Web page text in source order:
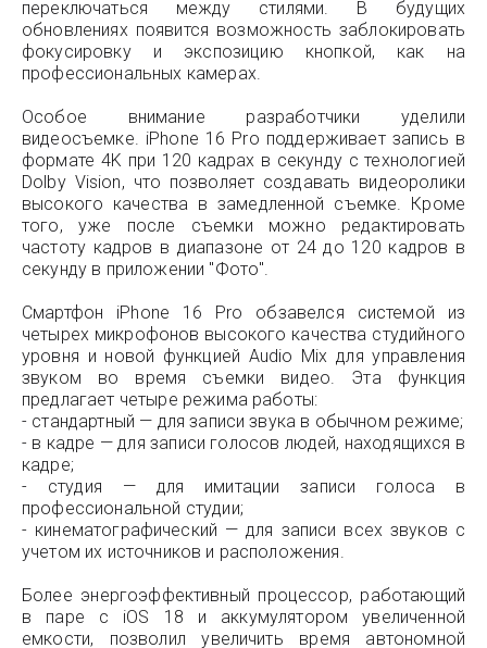
переключаться между стилями. В будущих
обновлениях появится возможность заблокировать
фокусировку и экспозицию кнопкой, как на
профессиональных камерах.
Особое внимание разработчики уделили
видеосъемке. iPhone 16 Pro поддерживает запись в
формате 4K при 120 кадрах в секунду с технологией
Dolby Vision, что позволяет создавать видеоролики
высокого качества в замедленной съемке. Кроме
того, уже после съемки можно редактировать
частоту кадров в диапазоне от 24 до 120 кадров в
секунду в приложении "Фото".
Смартфон iPhone 16 Pro обзавелся системой из
четырех микрофонов высокого качества студийного
уровня и новой функцией Audio Mix для управления
звуком во время съемки видео. Эта функция
предлагает четыре режима работы:
- стандартный — для записи звука в обычном режиме;
- в кадре — для записи голосов людей, находящихся в
кадре;
- студия — для имитации записи голоса в
профессиональной студии;
- кинематографический — для записи всех звуков с
учетом их источников и расположения.
Более энергоэффективный процессор, работающий
в паре с iOS 18 и аккумулятором увеличенной
емкости, позволил увеличить время автономной